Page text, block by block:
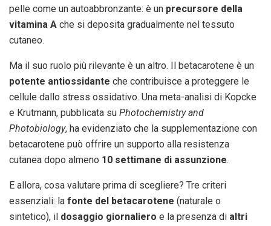
pelle come un autoabbronzante: è un precursore della
vitamina A che si deposita gradualmente nel tessuto
cutaneo.
Ma il suo ruolo più rilevante è un altro. Il betacarotene è un
potente antiossidante che contribuisce a proteggere le
cellule dallo stress ossidativo. Una meta-analisi di Kopcke
e Krutmann, pubblicata su Photochemistry and
Photobiology, ha evidenziato che la supplementazione con
betacarotene può offrire un supporto alla resistenza
cutanea dopo almeno 10 settimane di assunzione.
E allora, cosa valutare prima di scegliere? Tre criteri
essenziali: la fonte del betacarotene (naturale o
sintetico), il dosaggio giornaliero e la presenza di altri